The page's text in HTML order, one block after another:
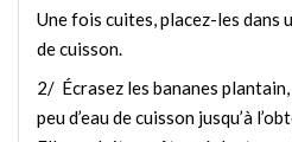
Une fois cuites, placez-les dans
de cuisson.
2/ Écrasez les bananes
peu d’eau de cuisson jusqu’à